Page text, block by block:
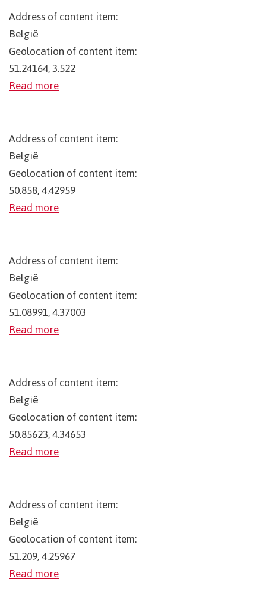
Address of content item:
België
Geolocation of content item:
51.24164, 3.522
Read more
Address of content item:
België
Geolocation of content item:
50.858, 4.42959
Read more
Address of content item:
België
Geolocation of content item:
51.08991, 4.37003
Read more
Address of content item:
België
Geolocation of content item:
50.85623, 4.34653
Read more
Address of content item:
België
Geolocation of content item:
51.209, 4.25967
Read more